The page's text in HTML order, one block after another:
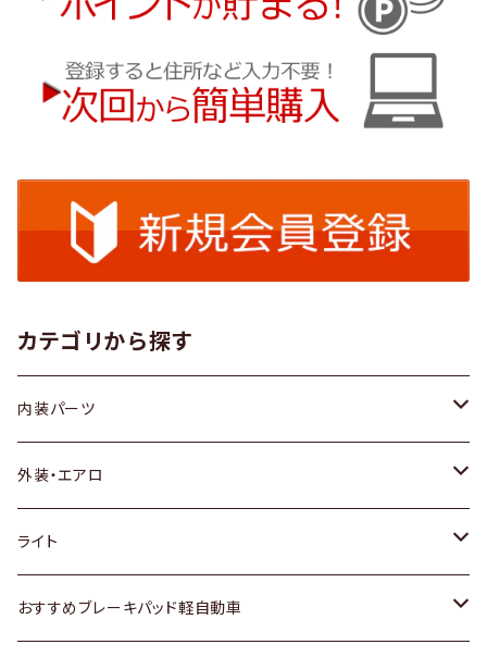
カテゴリから探す
内装パーツ
トヨタ
ホンダ
スズキ
外装・エアロ
トヨタ
ホンダ
ライト
トヨタ
おすすめブレーキパッド軽自動車